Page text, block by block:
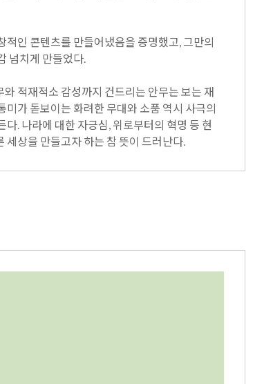
인 콘텐츠를 만들어냈음을 증명했고, 그만의
넘치게 만들었다.
적재적소 감성까지 건드리는 안무는 보는 재
가 돋보이는 화려한 무대와 소품 역시 사극의
. 나라에 대한 자긍심, 위로부터의 혁명 등 현
세상을 만들고자 하는 참 뜻이 드러난다.